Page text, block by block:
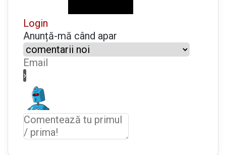
v
a
n
i
Login
Anunță-mă când apar